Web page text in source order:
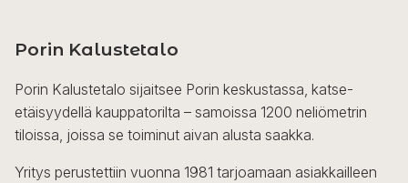
muunnelma.
tehdä
valinnat
tuotteen
sivulla.
Porin Kalustetalo
Porin Kalustetalo sijaitsee Porin keskustassa, katse-
etäisyydellä kauppatorilta – samoissa 1200 neliömetrin
tiloissa, joissa se toiminut aivan alusta saakka.
Yritys perustettiin vuonna 1981 tarjoamaan asiakkailleen